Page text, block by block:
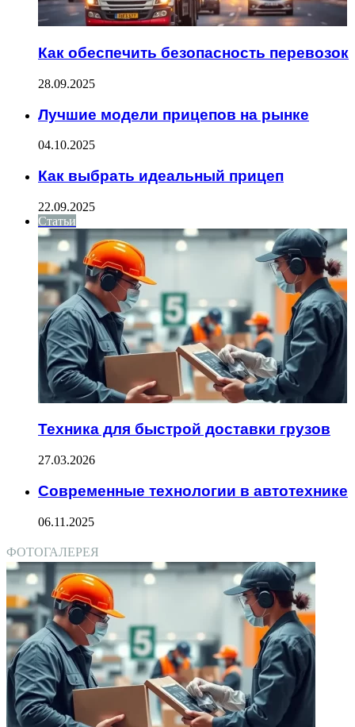
Как обеспечить безопасность перевозок
28.09.2025
Лучшие модели прицепов на рынке
04.10.2025
Как выбрать идеальный прицеп
22.09.2025
Статьи
Техника для быстрой доставки грузов
27.03.2026
Современные технологии в автотехнике
06.11.2025
ФОТОГАЛЕРЕЯ